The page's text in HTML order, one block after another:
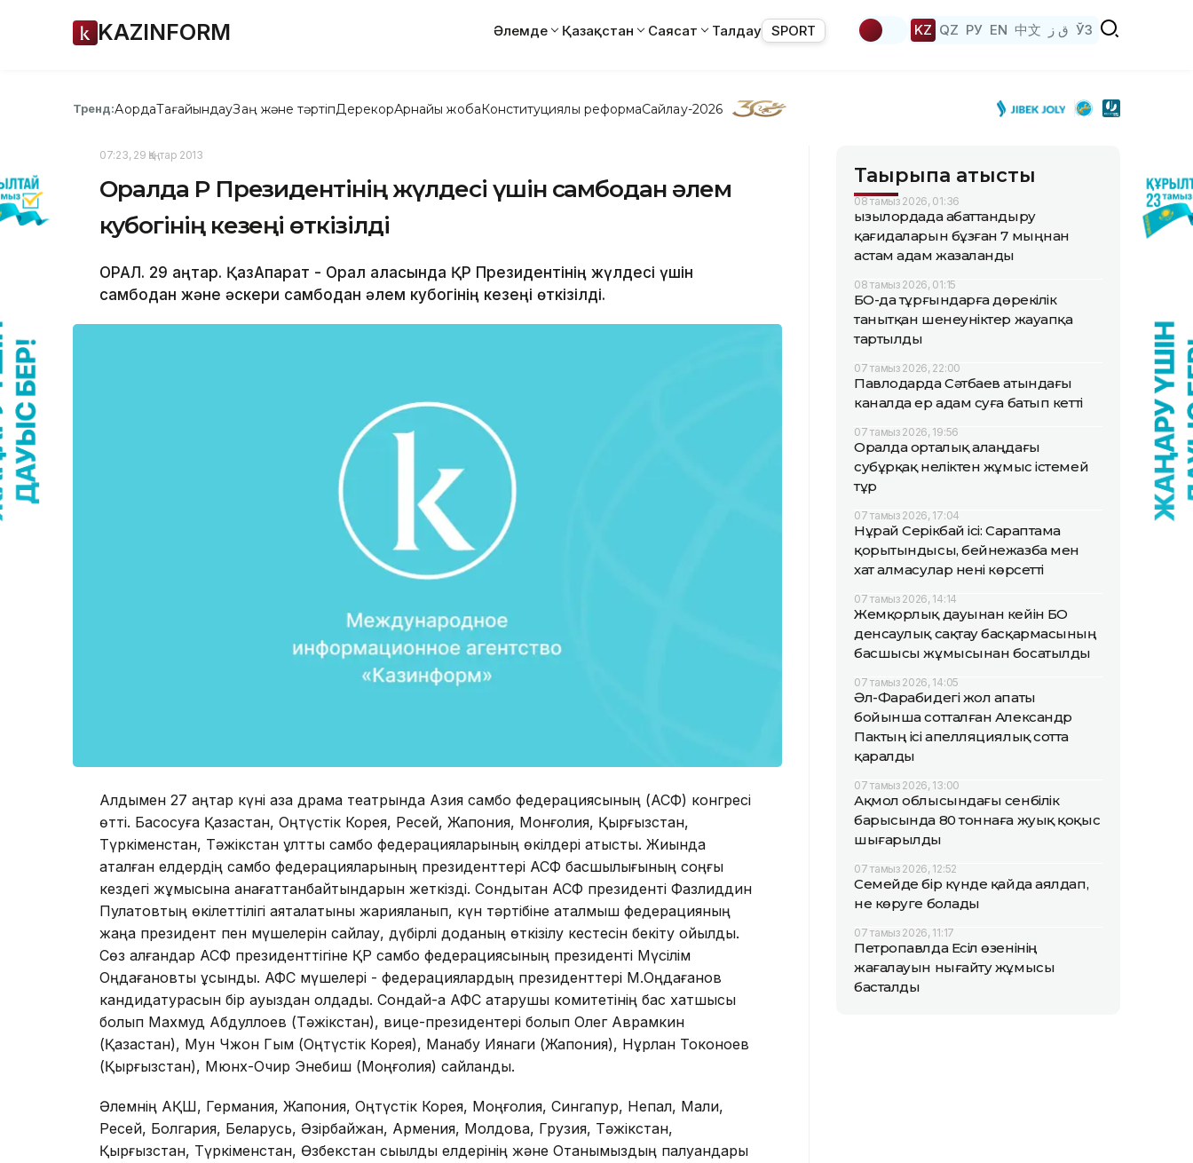
KAZINFORM Әлемде Қазақстан Саясат Талдау SPORT KZ QZ РУ EN 中文 ق ز ЎЗ
Тренд:АқордаТағайындауЗаң және тәртіпДерекқорАрнайы жобаКонституциялық реформаСайлау-2026
07:23, 29 Қаңтар 2013
Оралда ҚР Президентінің жүлдесі үшін самбодан әлем
кубогінің кезеңі өткізілді
ОРАЛ. 29 қаңтар. ҚазАқпарат - Орал қаласында ҚР Президентінің жүлдесі үшін
самбодан және әскери самбодан әлем кубогінің кезеңі өткізілді.
Алдымен 27 қаңтар күні қазақ драма театрында Азия самбо федерациясының (АСФ) конгресі
өтті. Басқосуға Қазақстан, Оңтүстік Корея, Ресей, Жапония, Монғолия, Қырғызстан,
Түркіменстан, Тәжікстан ұлттық самбо федерацияларының өкілдері қатысты. Жиында
аталған елдердің самбо федерацияларының президенттері АСФ басшылығының соңғы
кездегі жұмысына қанағаттанбайтындарын жеткізді. Сондықтан АСФ президенті Фазлиддин
Пулатовтың өкілеттілігі аяқталатыны жарияланып, күн тәртібіне аталмыш федерацияның
жаңа президент пен мүшелерін сайлау, дүбірлі доданың өткізілу кестесін бекіту қойылды.
Сөз алғандар АСФ президенттігіне ҚР самбо федерациясының президенті Мүсілім
Оңдағановты ұсынды. АФС мүшелері - федерациялардың президенттері М.Оңдағанов
кандидатурасын бір ауыздан қолдады. Сондай-ақ АФС атқарушы комитетінің бас хатшысы
болып Махмуд Абдуллоев (Тәжікстан), вице-президентері болып Олег Аврамкин
(Қазақстан), Мун Чжон Гым (Оңтүстік Корея), Манабу Иянаги (Жапония), Нұрлан Токоноев
(Қырғызстан), Мюнх-Очир Энебиш (Моңғолия) сайланды.
Әлемнің АҚШ, Германия, Жапония, Оңтүстік Корея, Моңғолия, Сингапур, Непал, Мали,
Ресей, Болгария, Беларусь, Әзірбайжан, Армения, Молдова, Грузия, Тәжікстан,
Қырғызстан, Түркіменстан, Өзбекстан сықылды елдерінің және Отанымыздың палуандары
Тақырыпқа қатысты
08 тамыз 2026, 01:36
Қызылордада абаттандыру
қағидаларын бұзған 7 мыңнан
астам адам жазаланды
08 тамыз 2026, 01:15
БҚО-да тұрғындарға дөрекілік
танытқан шенеуніктер жауапқа
тартылды
07 тамыз 2026, 22:00
Павлодарда Сәтбаев атындағы
каналда ер адам суға батып кетті
07 тамыз 2026, 19:56
Оралда орталық алаңдағы
субұрқақ неліктен жұмыс істемей
тұр
07 тамыз 2026, 17:04
Нұрай Серікбай ісі: Сараптама
қорытындысы, бейнежазба мен
хат алмасулар нені көрсетті
07 тамыз 2026, 14:14
Жемқорлық дауынан кейін БҚО
денсаулық сақтау басқармасының
басшысы жұмысынан босатылды
07 тамыз 2026, 14:05
Әл-Фарабидегі жол апаты
бойынша сотталған Александр
Пактың ісі апелляциялық сотта
қаралды
07 тамыз 2026, 13:00
Ақмол облысындағы сенбілік
барысында 80 тоннаға жуық қоқыс
шығарылды
07 тамыз 2026, 12:52
Семейде бір күнде қайда аялдап,
не көруге болады
07 тамыз 2026, 11:17
Петропавлда Есіл өзенінің
жағалауын нығайту жұмысы
басталды